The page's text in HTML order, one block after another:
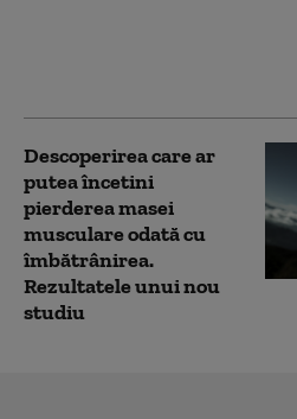
Descoperirea care ar
putea încetini
pierderea masei
musculare odată cu
îmbătrânirea.
Rezultatele unui nou
studiu